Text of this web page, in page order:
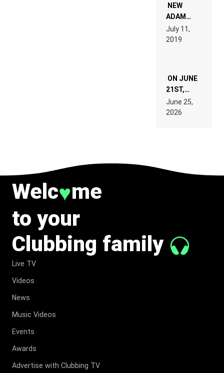
WANT TO
READ 46
TECH
SPECIFICATIONS
NEW
ADAM
BEYER
REMIX
July 11,
2019
ON JUNE
21ST,
PARIS WAS
SUPPOSED
TO
June 25,
2026
Welc♥me
to your
Clubbing family
Live TV
Videos
News
Music Videos
Events
Awards
Advertise with Clubbing TV